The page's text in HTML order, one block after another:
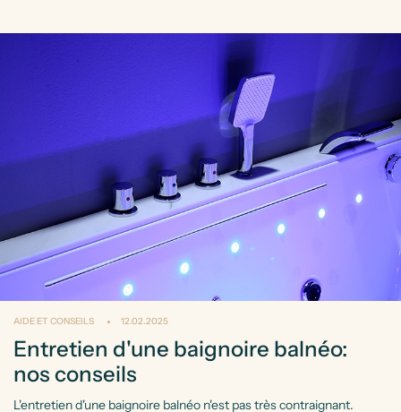
AIDE ET CONSEILS 12.02.2025
Entretien d'une baignoire balnéo:
nos conseils
L'entretien d'une baignoire balnéo n'est pas très contraignant.